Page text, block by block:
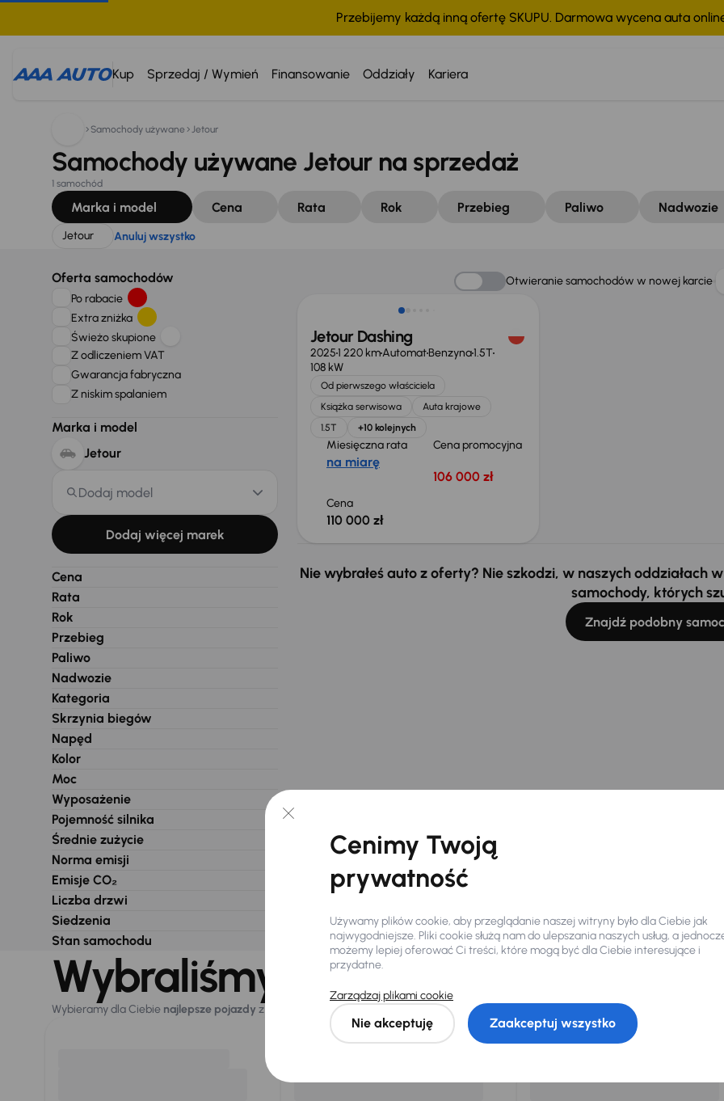
Przebijemy każdą inną ofertę SKUPU. Darmowa wycena auta
Kup Sprzedaj / Wymień Finansowanie Oddziały Kariera
Szukam: Anuluj wszystko
Samochody używane Jetour
Samochody używane Jetour na sprzedaż
1 samochód
Marka i model Cena Rata Rok Przebieg Paliwo Nadwozie
Jetour Anuluj wszystko
Oferta samochodów
Po rabacie
Extra zniżka
Świeżo skupione
Z odliczeniem VAT
Gwarancja fabryczna
Z niskim spalaniem
Marka i model
Jetour
Dodaj model
Dodaj więcej marek
Cena
Rata
Rok
Przebieg
Paliwo
Nadwozie
Kategoria
Skrzynia biegów
Napęd
Kolor
Moc
Wyposażenie
Pojemność silnika
Średnie zużycie
Norma emisji
Emisje CO₂
Liczba drzwi
Siedzenia
Stan samochodu
Otwieranie samochodów w nowej karcie
Jetour Dashing
20251 220 kmAutomatBenzyna1.5T
108 kW
Od pierwszego właściciela
Książka serwisowa
Auta krajowe
1.5T
+10 kolejnych
Miesięczna rata
na miarę
Cena promocyjna
106 000 zł
Cena
110 000 zł
Nie wybrałeś auto z oferty? Nie szkodzi, w naszych oddziałach
samochody, których
Znajdź podobny
Wybraliśmy dla Ciebie
Wybieramy dla Ciebie najlepsze pojazdy z naszej oferty. Kupimy dla Ciebiedo 400 pojazdów
Cenimy Twoją
prywatność
Używamy plików cookie, aby przeglądanie naszej witryny było dla Ciebie jak
najwygodniejsze. Pliki cookie służą nam do ulepszania naszych usług, a
możemy lepiej oferować Ci treści, które mogą być dla Ciebie interesujące i
przydatne.
Zarządzaj plikami cookie
Nie akceptuję Zaakceptuj wszystko